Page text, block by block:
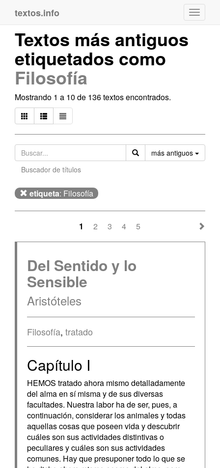
textos.info
Textos más antiguos
etiquetados como
Filosofía
Mostrando 1 a 10 de 136 textos encontrados.
más antiguos
Buscador de títulos
etiqueta: Filosofía
1 2 3 4 5
Del Sentido y lo
Sensible
Aristóteles
Filosofía, tratado
Capítulo I
HEMOS tratado ahora mismo detalladamente
del alma en sí misma y de sus diversas
facultades. Nuestra labor ha de ser, pues, a
continuación, considerar los animales y todas
aquellas cosas que poseen vida y descubrir
cuáles son sus actividades distintivas o
peculiares y cuáles son sus actividades
comunes. Hay que presuponer todo lo que se